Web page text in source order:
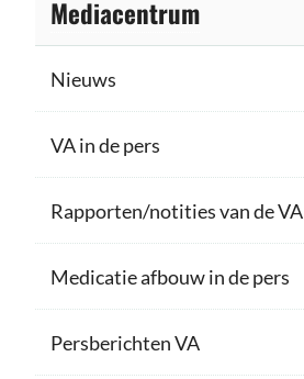
Mediacentrum
Nieuws
VA in de pers
Rapporten/notities van de VA
Medicatie afbouw in de pers
Persberichten VA